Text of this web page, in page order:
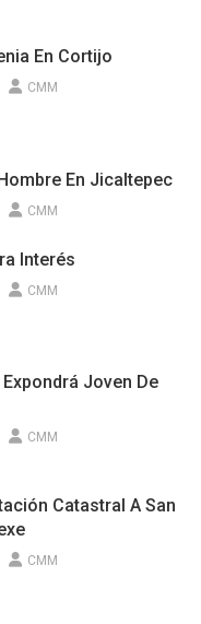
En Cortijo
CMM
En Jicaltepec
CMM
Interés
CMM
Expondrá Joven De
CMM
Catastral A San
CMM